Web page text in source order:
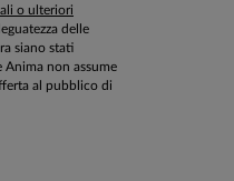
o ulteriori
delle
siano stati
Anima non assume
al pubblico di